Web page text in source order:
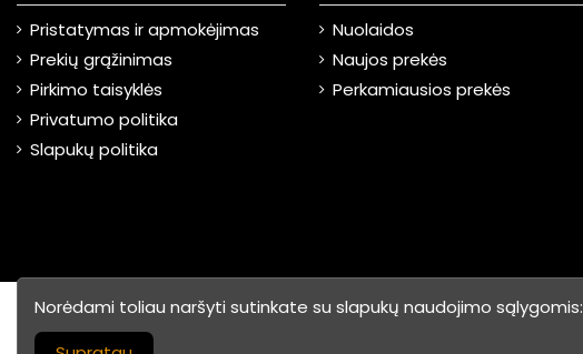
Pristatymas ir apmokėjimas
Prekių grąžinimas
Pirkimo taisyklės
Privatumo politika
Slapukų politika
Nuolaidos
Naujos prekės
Perkamiausios prekės
©2026 UAB "ABC
Prekyba"
Norėdami toliau naršyti sutinkate su slapukų naudojimo sąlygomis: